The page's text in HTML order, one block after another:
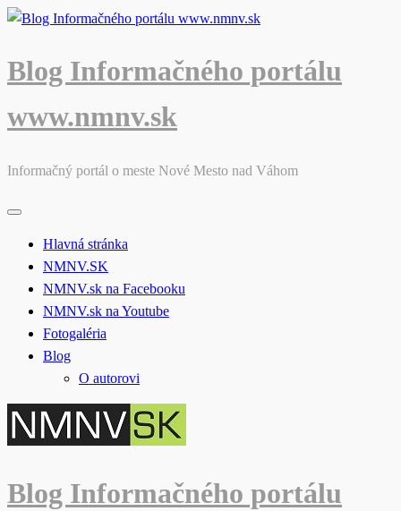
Skip
content
Blog Informačného portálu
www.nmnv.sk
Informačný portál o meste Nové Mesto nad Váhom
Hlavná stránka
NMNV.SK
NMNV.sk na Facebooku
NMNV.sk na Youtube
Fotogaléria
Blog
O autorovi
Blog Informačného portálu